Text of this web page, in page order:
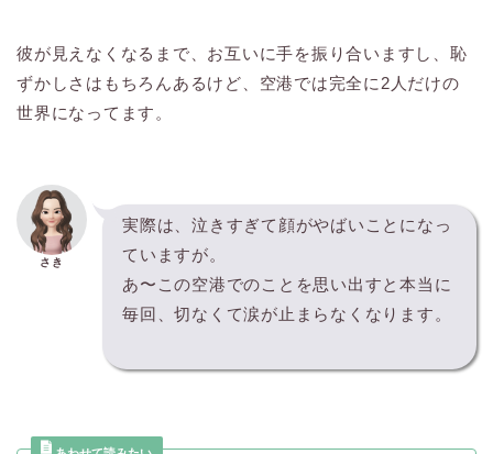
彼が見えなくなるまで、お互いに手を振り合いますし、恥
ずかしさはもちろんあるけど、空港では完全に2人だけの
世界になってます。
さき
実際は、泣きすぎて顔がやばいことになっ
ていますが。
あ〜この空港でのことを思い出すと本当に
毎回、切なくて涙が止まらなくなります。